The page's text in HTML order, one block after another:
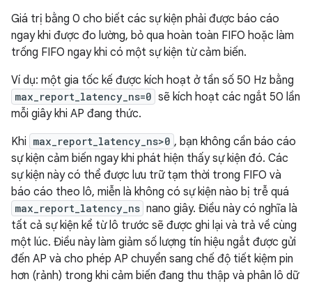
Giá trị bằng 0 cho biết các sự kiện phải được báo cáo
ngay khi được đo lường, bỏ qua hoàn toàn FIFO hoặc làm
trống FIFO ngay khi có một sự kiện từ cảm biến.
Ví dụ: một gia tốc kế được kích hoạt ở tần số 50 Hz bằng
max_report_latency_ns=0 sẽ kích hoạt các ngắt 50 lần
mỗi giây khi AP đang thức.
Khi max_report_latency_ns>0 , bạn không cần báo cáo
sự kiện cảm biến ngay khi phát hiện thấy sự kiện đó. Các
sự kiện này có thể được lưu trữ tạm thời trong FIFO và
báo cáo theo lô, miễn là không có sự kiện nào bị trễ quá
max_report_latency_ns nano giây. Điều này có nghĩa là
tất cả sự kiện kể từ lô trước sẽ được ghi lại và trả về cùng
một lúc. Điều này làm giảm số lượng tín hiệu ngắt được gửi
đến AP và cho phép AP chuyển sang chế độ tiết kiệm pin
hơn (rảnh) trong khi cảm biến đang thu thập và phân lô dữ